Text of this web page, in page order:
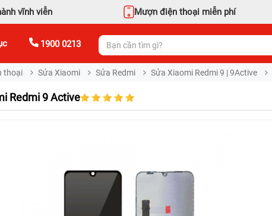
vĩnh viễn Mượn điện thoại miễn phí
1900 0213
thoại Sửa Xiaomi Sửa Redmi Sửa Xiaomi Redmi 9 | 9Active
Redmi 9 Active